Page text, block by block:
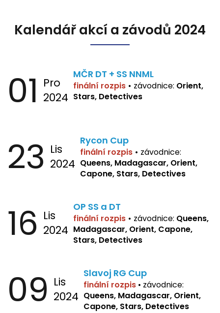
Kalendář akcí a závodů 2024
01 Pro
2024
MČR DT + SS NNML
finální rozpis • závodnice: Orient,
Stars, Detectives
23 Lis
2024
Rycon Cup
finální rozpis • závodnice:
Queens, Madagascar, Orient,
Capone, Stars, Detectives
16 Lis
2024
OP SS a DT
finální rozpis • závodnice: Queens,
Madagascar, Orient, Capone,
Stars, Detectives
09 Lis
2024
Slavoj RG Cup
finální rozpis • závodnice:
Queens, Madagascar, Orient,
Capone, Stars, Detectives